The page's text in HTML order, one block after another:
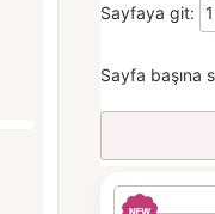
Sayfaya git:
Sayfa başına